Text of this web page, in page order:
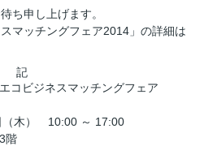
ち申し上げます。
マッチングフェア2014」の詳細は
記
コビジネスマッチングフェア
（木） 10:00 ～ 17:00
階